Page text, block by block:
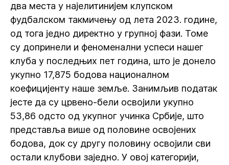
два места у најелитинијем клупском
фудбалском такмичењу од лета 2023. године,
од тога једно директно у групној фази. Томе
су допринели и феноменални успеси нашег
клуба у последњих пет година, што је донело
укупно 17,875 бодова националном
коефицијенту наше земље. Занимљив податак
јесте да су црвено-бели освојили укупно
53,86 одсто од укупног учинка Србије, што
представља више од половине освојених
бодова, док су другу половину освојили сви
остали клубови заједно. У овој категорији,